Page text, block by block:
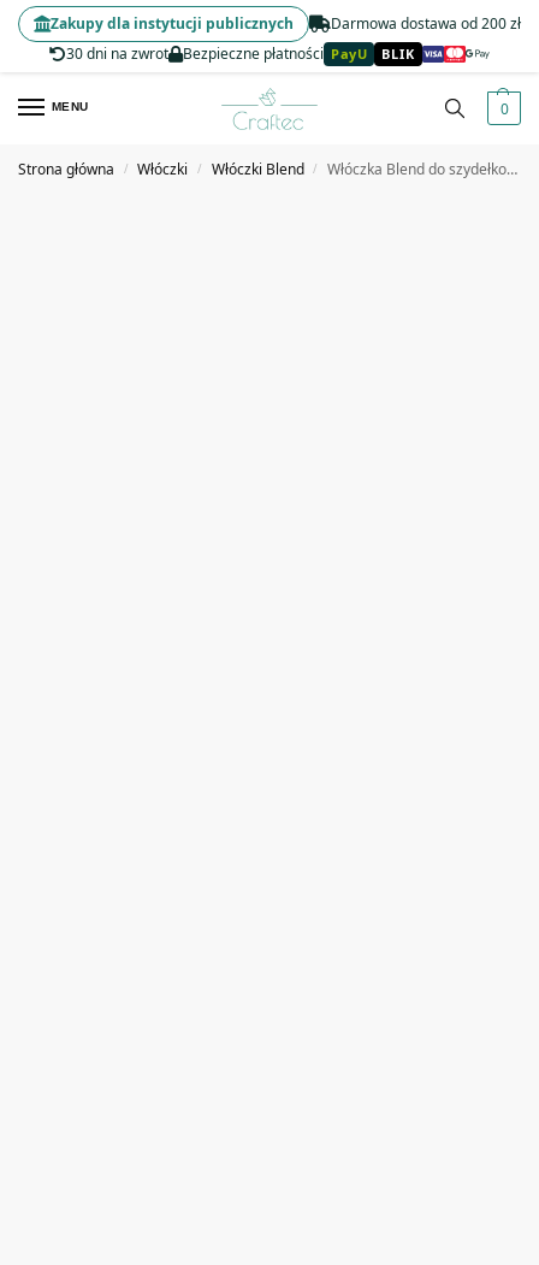
Darmowa dostawa od 200 zł
30 dni na zwrot
Bezpieczne płatności PayU BLIK
Zakupy dla instytucji publicznych
MENU 0
Strona główna / Włóczki / Włóczki Blend / Włóczka Blend do szydełkowania 2 mm niebieska #20